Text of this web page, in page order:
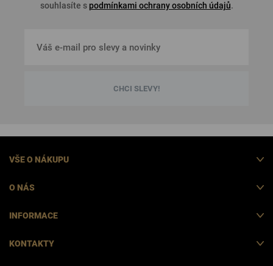
souhlasíte s podmínkami ochrany osobních údajů.
CHCI SLEVY!
VŠE O NÁKUPU
O NÁS
INFORMACE
KONTAKTY